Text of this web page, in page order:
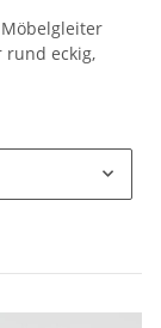
rund eckig,